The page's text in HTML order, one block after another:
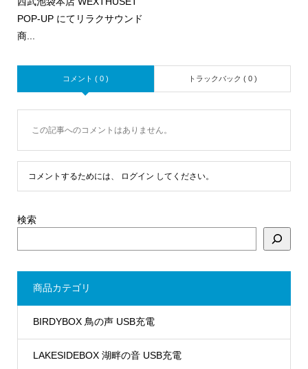
POP-UP にてリラクサウンド
商...
コメント ( 0 ) トラックバック ( 0 )
この記事へのコメントはありません。
コメントするためには、 ログイン してください。
検索
商品カテゴリ
BIRDYBOX 鳥の声 USB充電
LAKESIDEBOX 湖畔の音 USB充電